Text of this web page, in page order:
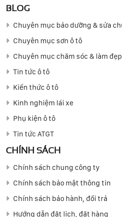
BLOG
Chuyên mục bảo dưỡng & sửa
Chuyên mục sơn ô tô
Chuyên mục chăm sóc & làm
Tin tức ô tô
Kiến thức ô tô
Kinh nghiệm lái xe
Phụ kiện ô tô
Tin tức ATGT
CHÍNH SÁCH
Chính sách chung công ty
Chính sách bảo mật thông tin
Chính sách bảo hành, đổi trả
Hướng dẫn đặt lịch, đặt hàng